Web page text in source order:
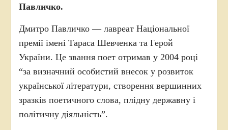
Павличко.
Дмитро Павличко — лавреат Національної
премії імені Тараса Шевченка та Герой
України. Це звання поет отримав у 2004 році
“за визначний особистий внесок у розвиток
української літератури, створення вершинних
зразків поетичного слова, плідну державну і
політичну діяльність”.